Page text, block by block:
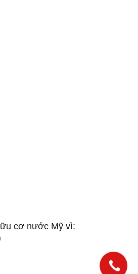
cơ nước Mỹ vì: